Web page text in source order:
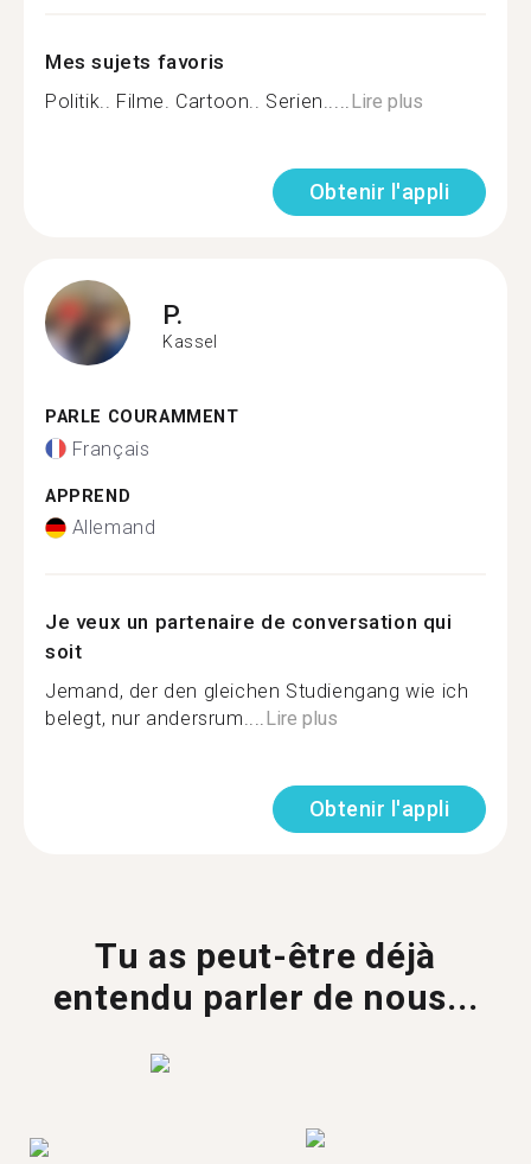
Mes sujets favoris
Politik.. Filme. Cartoon.. Serien.....Lire plus
Obtenir l'appli
P.
Kassel
PARLE COURAMMENT
Français
APPREND
Allemand
Je veux un partenaire de conversation qui
soit
Jemand, der den gleichen Studiengang wie ich
belegt, nur andersrum....Lire plus
Obtenir l'appli
Tu as peut-être déjà
entendu parler de nous...